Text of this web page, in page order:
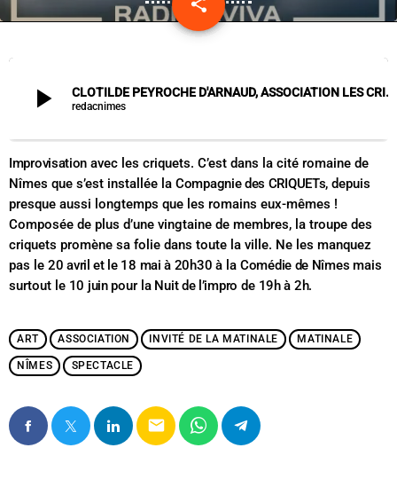
play_arrow CLOTILDE PEYROCHE D'ARNAUD, ASSOCIATION LES CRIQUETS - MATCH D'IMPRO
redacnimes
Improvisation avec les criquets. C’est dans la cité romaine de
Nîmes que s’est installée la Compagnie des CRIQUETs, depuis
presque aussi longtemps que les romains eux-mêmes !
Composée de plus d’une vingtaine de membres, la troupe des
criquets promène sa folie dans toute la ville. Ne les manquez
pas le 20 avril et le 18 mai à 20h30 à la Comédie de Nîmes mais
surtout le 10 juin pour la Nuit de l’impro de 19h à 2h.
ART ASSOCIATION INVITÉ DE LA MATINALE MATINALE
NÎMES SPECTACLE
email